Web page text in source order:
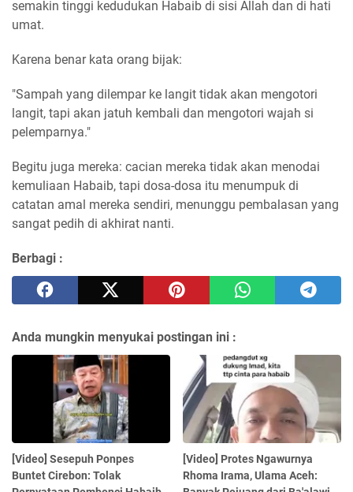
semakin tinggi kedudukan Habaib di sisi Allah dan di hati
umat.
Karena benar kata orang bijak:
"Sampah yang dilempar ke langit tidak akan mengotori
langit, tapi akan jatuh kembali dan mengotori wajah si
pelemparnya."
Begitu juga mereka: cacian mereka tidak akan menodai
kemuliaan Habaib, tapi dosa-dosa itu menumpuk di
catatan amal mereka sendiri, menunggu pembalasan yang
sangat pedih di akhirat nanti.
Berbagi :
Anda mungkin menyukai postingan ini :
[Video] Sesepuh Ponpes
Buntet Cirebon: Tolak
[Video] Protes Ngawurnya
Rhoma Irama, Ulama Aceh: